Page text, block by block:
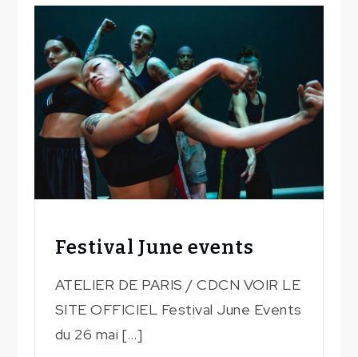
Festival June events
ATELIER DE PARIS / CDCN VOIR LE
SITE OFFICIEL Festival June Events
du 26 mai […]